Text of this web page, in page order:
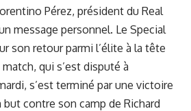
Pérez, président du Real
message personnel. Le Special
son retour parmi l’élite à la tête
qui s’est disputé à
s’est terminé par une victoire
but contre son camp de Richard